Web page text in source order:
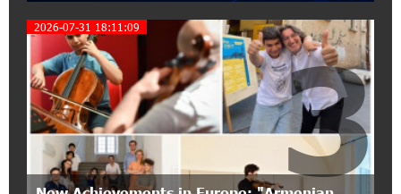
15:09:48 3-07-2026
EBRD to Launch AMD 5 Billion Floating-Rate
Bond Offering in Armenia
20:20:40 2-07-2026
Three-day Financial Literacy Course at the FAST
Foundation’s AI Camp: Idram&IDBank
2026-07-31 18:11:09
3